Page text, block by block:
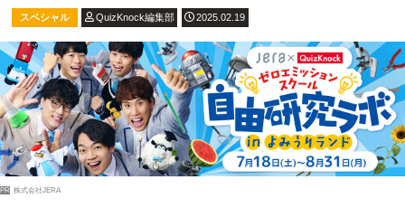
スペシャル QuizKnock編集部 2025.02.19
PR 株式会社JERA